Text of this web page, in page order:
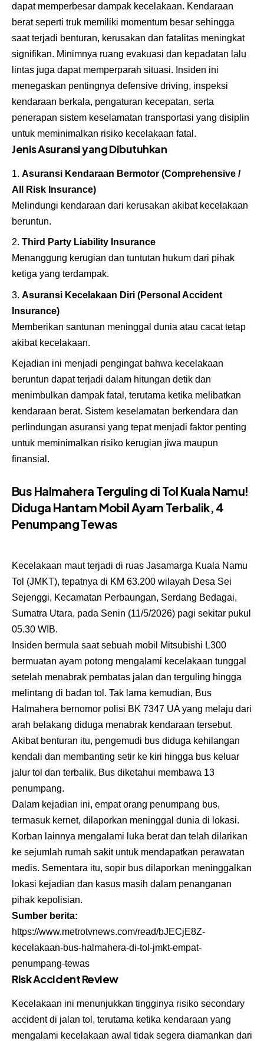
dapat memperbesar dampak kecelakaan. Kendaraan
berat seperti truk memiliki momentum besar sehingga
saat terjadi benturan, kerusakan dan fatalitas meningkat
signifikan. Minimnya ruang evakuasi dan kepadatan lalu
lintas juga dapat memperparah situasi. Insiden ini
menegaskan pentingnya defensive driving, inspeksi
kendaraan berkala, pengaturan kecepatan, serta
penerapan sistem keselamatan transportasi yang disiplin
untuk meminimalkan risiko kecelakaan fatal.
Jenis Asuransi yang Dibutuhkan
Asuransi Kendaraan Bermotor (Comprehensive /
All Risk Insurance)
Melindungi kendaraan dari kerusakan akibat kecelakaan
beruntun.
Third Party Liability Insurance
Menanggung kerugian dan tuntutan hukum dari pihak
ketiga yang terdampak.
Asuransi Kecelakaan Diri (Personal Accident
Insurance)
Memberikan santunan meninggal dunia atau cacat tetap
akibat kecelakaan.
Kejadian ini menjadi pengingat bahwa kecelakaan
beruntun dapat terjadi dalam hitungan detik dan
menimbulkan dampak fatal, terutama ketika melibatkan
kendaraan berat. Sistem keselamatan berkendara dan
perlindungan asuransi yang tepat menjadi faktor penting
untuk meminimalkan risiko kerugian jiwa maupun
finansial.
Bus Halmahera Terguling di Tol Kuala Namu!
Diduga Hantam Mobil Ayam Terbalik, 4
Penumpang Tewas
Kecelakaan maut terjadi di ruas Jasamarga Kuala Namu
Tol (JMKT), tepatnya di KM 63.200 wilayah Desa Sei
Sejenggi, Kecamatan Perbaungan, Serdang Bedagai,
Sumatra Utara, pada Senin (11/5/2026) pagi sekitar pukul
05.30 WIB.
Insiden bermula saat sebuah mobil Mitsubishi L300
bermuatan ayam potong mengalami kecelakaan tunggal
setelah menabrak pembatas jalan dan terguling hingga
melintang di badan tol. Tak lama kemudian, Bus
Halmahera bernomor polisi BK 7347 UA yang melaju dari
arah belakang diduga menabrak kendaraan tersebut.
Akibat benturan itu, pengemudi bus diduga kehilangan
kendali dan membanting setir ke kiri hingga bus keluar
jalur tol dan terbalik. Bus diketahui membawa 13
penumpang.
Dalam kejadian ini, empat orang penumpang bus,
termasuk kernet, dilaporkan meninggal dunia di lokasi.
Korban lainnya mengalami luka berat dan telah dilarikan
ke sejumlah rumah sakit untuk mendapatkan perawatan
medis. Sementara itu, sopir bus dilaporkan meninggalkan
lokasi kejadian dan kasus masih dalam penanganan
pihak kepolisian.
Sumber berita:
https://www.metrotvnews.com/read/bJECjE8Z-
kecelakaan-bus-halmahera-di-tol-jmkt-empat-
penumpang-tewas
Risk Accident Review
Kecelakaan ini menunjukkan tingginya risiko secondary
accident di jalan tol, terutama ketika kendaraan yang
mengalami kecelakaan awal tidak segera diamankan dari